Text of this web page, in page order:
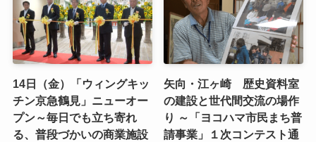
14日（金）「ウィングキッ
チン京急鶴見」ニューオー
プン～毎日でも立ち寄れ
る、普段づかいの商業施設
矢向・江ヶ崎 歴史資料室
の建設と世代間交流の場作
り ～「ヨコハマ市民まち普
請事業」１次コンテスト通